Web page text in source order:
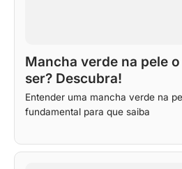
Mancha verde na pele
ser? Descubra!
Entender uma mancha verde na
fundamental para que saiba